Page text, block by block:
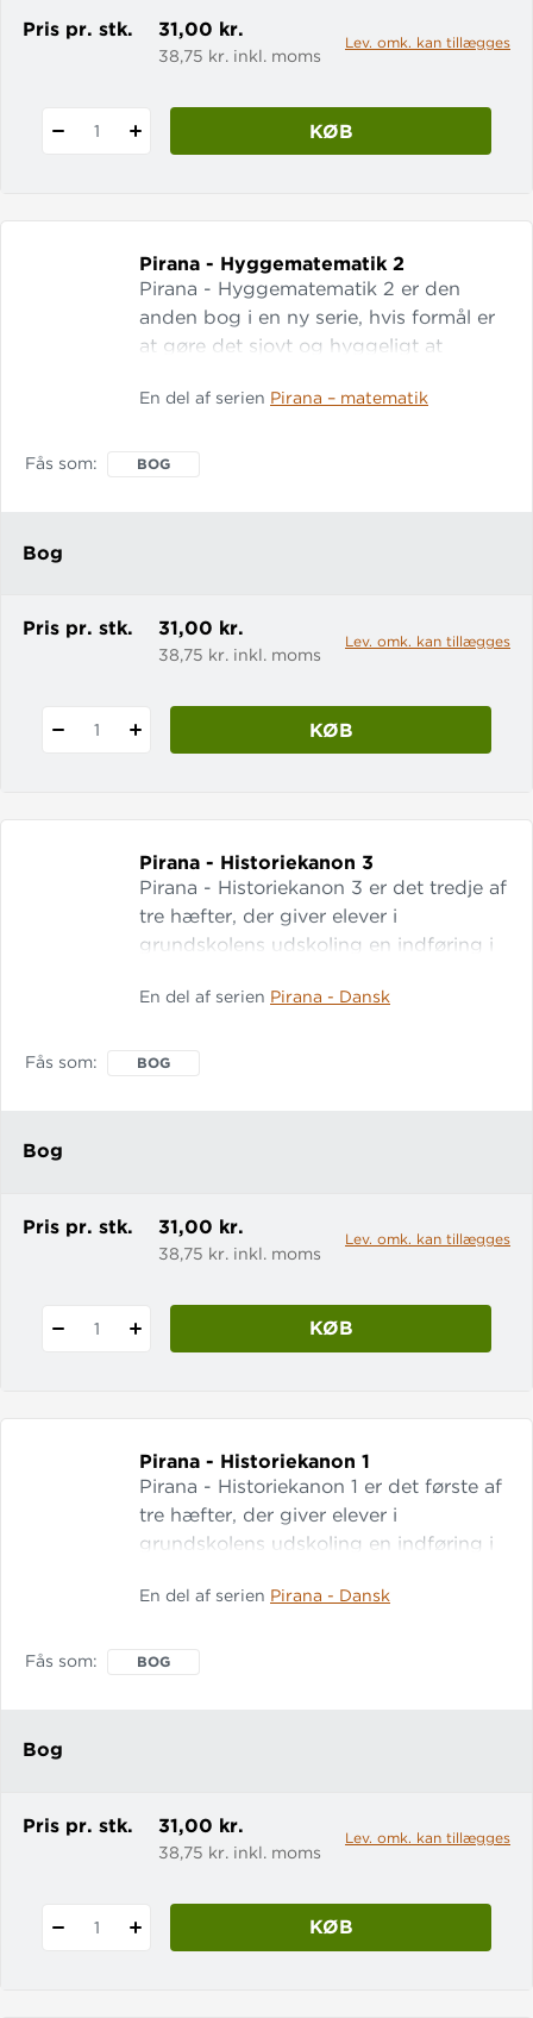
Pris pr. stk. 31,00 kr.
38,75 kr. inkl. moms
Lev. omk. kan tillægges
1 KØB
Pirana - Hyggematematik 2
Pirana - Hyggematematik 2 er den
anden bog i en ny serie, hvis formål er
at gøre det sjovt og hyggeligt at
Hyggematematik 2 er en bog, der
styr på tallene fra 1 til 100 og er klar til
En del af serien Pirana – matematik
Fås som BOG
Bog
Pris pr. stk. 31,00 kr.
38,75 kr. inkl. moms
Lev. omk. kan tillægges
1 KØB
Pirana - Historiekanon 3
Pirana - Historiekanon 3 er det tredje af
tre hæfter, der giver elever i
grundskolens udskoling en indføring i
Undervisningsministeriets
supplerende materiale, der på en sjov
En del af serien Pirana - Dansk
Fås som BOG
Bog
Pris pr. stk. 31,00 kr.
38,75 kr. inkl. moms
Lev. omk. kan tillægges
1 KØB
Pirana - Historiekanon 1
Pirana - Historiekanon 1 er det første af
tre hæfter, der giver elever i
grundskolens udskoling en indføring i
Undervisningsministeriets
supplerende materiale, der på en sjov
En del af serien Pirana - Dansk
Fås som BOG
Bog
Pris pr. stk. 31,00 kr.
38,75 kr. inkl. moms
Lev. omk. kan tillægges
1 KØB